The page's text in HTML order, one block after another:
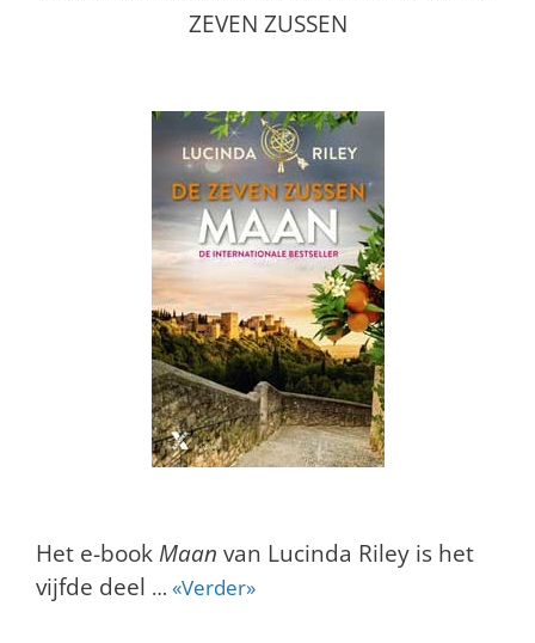
ZEVEN ZUSSEN
Het e-book Maan van Lucinda Riley is het
vijfde deel … «Verder»